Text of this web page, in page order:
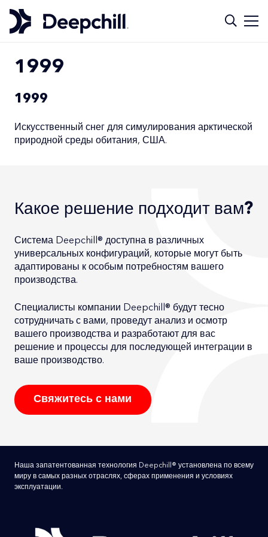
1999
1999
Искусственный снег для симулирования арктической
природной среды обитания, США.
Какое решение подходит вам?
Система Deepchill® доступна в различных
универсальных конфигураций, которые могут быть
адаптированы к особым потребностям вашего
производства.
Специалисты компании Deepchill® будут тесно
сотрудничать с вами, проведут анализ и осмотр
вашего производства и разработают для вас
решение и процессы для последующей интеграции в
ваше производство.
Свяжитесь с нами
Наша запатентованная технология Deepchill® установлена по всему
миру в самых разных отраслях, сферах применения и условиях
эксплуатации.